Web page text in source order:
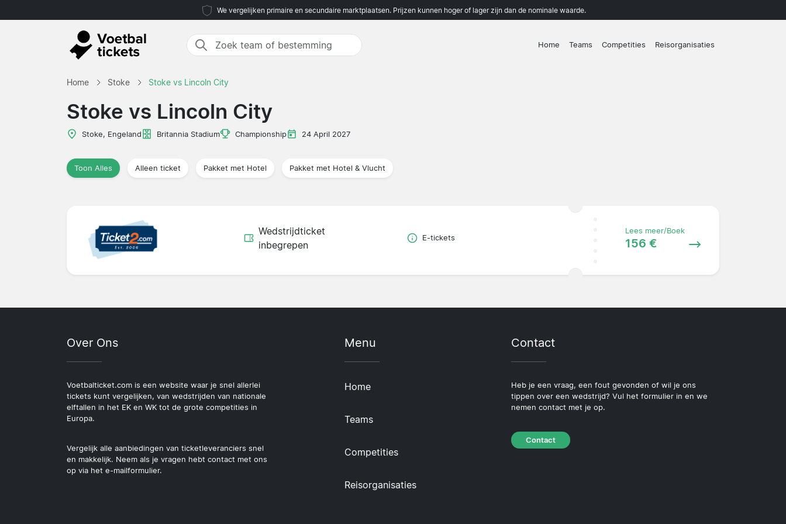
We vergelijken primaire en secundaire marktplaatsen. Prijzen kunnen hoger of lager zijn dan de nominale waarde.
Home Teams Competities Reisorganisaties
Home Stoke Stoke vs Lincoln City
Stoke vs Lincoln City
Stoke, Engeland Britannia Stadium Championship 24 April 2027
Toon Alles Alleen ticket Pakket met Hotel Pakket met Hotel & Vlucht
Wedstrijdticket
inbegrepen
E-tickets
Lees meer/Boek
156 €
Over Ons
Voetbalticket.com is een website waar je snel allerlei
tickets kunt vergelijken, van wedstrijden van nationale
elftallen in het EK en WK tot de grote competities in
Europa.
Vergelijk alle aanbiedingen van ticketleveranciers snel
en makkelijk. Neem als je vragen hebt contact met ons
op via het e-mailformulier.
Menu
Home
Teams
Competities
Reisorganisaties
Contact
Heb je een vraag, een fout gevonden of wil je ons
tippen over een wedstrijd? Vul het formulier in en we
nemen contact met je op.
Contact